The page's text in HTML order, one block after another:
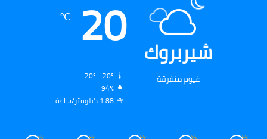
شيربروك
غيوم متفرقة
20
℃
94%
1.88 كيلومتر/ساعة